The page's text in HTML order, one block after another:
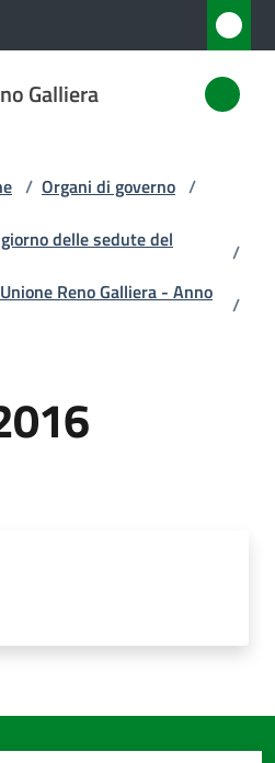
Galliera
/ Organi di governo /
delle sedute del
/
Reno Galliera - Anno
/